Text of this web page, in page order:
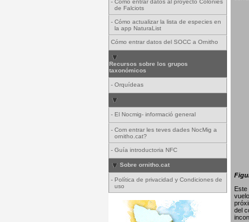
- Cómo entrar datos al proyecto Colònies
de Falciots
- Cómo actualizar la lista de especies en
la app NaturaList
Cómo entrar datos del SOCC a Ornitho
Recursos sobre los grupos
taxonómicos
- Orquídeas
- El Nocmig- informació general
- Com entrar les teves dades NocMig a
ornitho.cat?
- Guía introductoria NFC
Sobre ornitho.cat
- Política de privacidad y Condiciones de
uso
del